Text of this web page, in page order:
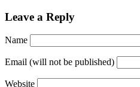
Leave a Reply
Name
Email (will not be published)
Website